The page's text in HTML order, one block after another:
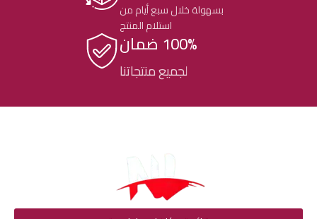
بسهولة خلال سبع أيام من
استلام المنتج
100% ضمان
لجميع منتجاتنا